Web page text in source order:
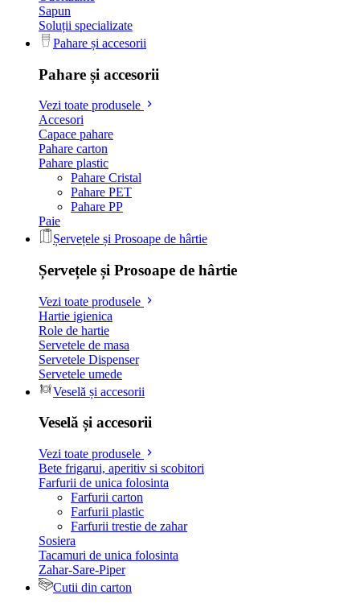
Sapun
Soluții specializate
Pahare și accesorii
Pahare și accesorii
Vezi toate produsele
Accesori
Capace pahare
Pahare carton
Pahare plastic
Pahare Cristal
Pahare PET
Pahare PP
Paie
Șervețele și Prosoape de hârtie
Șervețele și Prosoape de hârtie
Vezi toate produsele
Hartie igienica
Role de hartie
Servetele de masa
Servetele Dispenser
Servetele umede
Veselă și accesorii
Veselă și accesorii
Vezi toate produsele
Bete frigarui, aperitiv si scobitori
Farfurii de unica folosinta
Farfurii carton
Farfurii plastic
Farfurii trestie de zahar
Sosiera
Tacamuri de unica folosinta
Zahar-Sare-Piper
Cutii din carton